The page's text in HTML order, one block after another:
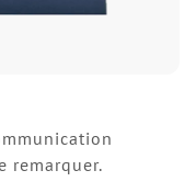
remarquer.